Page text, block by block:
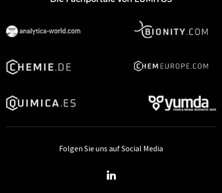
Folgen Sie uns auf Social Media